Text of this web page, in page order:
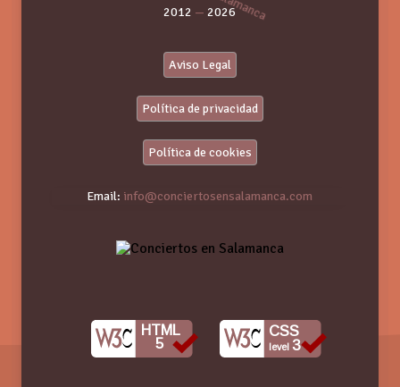
2012 — 2026
Aviso Legal
Política de privacidad
Política de cookies
Email: info@conciertosensalamanca.com
HTML
5
CSS
level 3